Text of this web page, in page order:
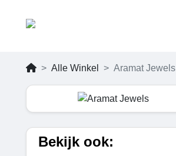
Alle Winkel Aramat Jewels
Bekijk ook: